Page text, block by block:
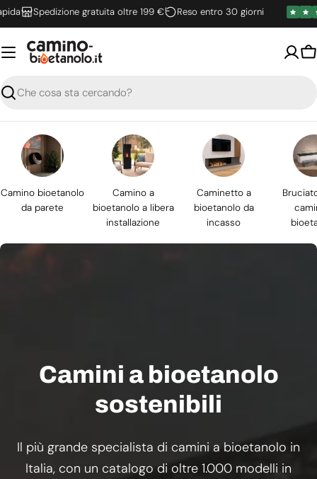
Vai
al
contenuto
Spedizione gratuita oltre 199 € Reso entro 30 giorni
Ricerca
Camino bioetanolo
da parete
Camino a
bioetanolo a libera
installazione
Caminetto a
bioetanolo da
incasso
Camini a bioetanolo
sostenibili
Il più grande specialista di camini a bioetanolo in
Italia, con un catalogo di oltre 1.000 modelli in